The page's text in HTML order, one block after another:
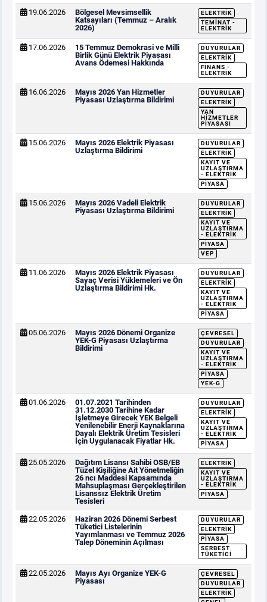
19.06.2026
Bölgesel Mevsimsellik
Katsayıları (Temmuz – Aralık
2026)
ELEKTRIK
TEMINAT -
ELEKTRIK
17.06.2026
15 Temmuz Demokrasi ve Milli
Birlik Günü Elektrik Piyasası
Avans Ödemesi Hakkında
DUYURULAR
ELEKTRIK
FINANS -
ELEKTRIK
16.06.2026
Mayıs 2026 Yan Hizmetler
Piyasası Uzlaştırma Bildirimi
DUYURULAR
ELEKTRIK
YAN
HIZMETLER
PIYASASI
15.06.2026
Mayıs 2026 Elektrik Piyasası
Uzlaştırma Bildirimi
DUYURULAR
ELEKTRIK
KAYIT VE
UZLAŞTIRMA
- ELEKTRIK
PIYASA
15.06.2026
Mayıs 2026 Vadeli Elektrik
Piyasası Uzlaştırma Bildirimi
DUYURULAR
ELEKTRIK
KAYIT VE
UZLAŞTIRMA
- ELEKTRIK
PIYASA
VEP
11.06.2026
Mayıs 2026 Elektrik Piyasası
Sayaç Verisi Yüklemeleri ve Ön
Uzlaştırma Bildirimi Hk.
DUYURULAR
ELEKTRIK
KAYIT VE
UZLAŞTIRMA
- ELEKTRIK
PIYASA
05.06.2026
Mayıs 2026 Dönemi Organize
YEK-G Piyasası Uzlaştırma
Bildirimi
ÇEVRESEL
DUYURULAR
KAYIT VE
UZLAŞTIRMA
- ELEKTRIK
PIYASA
YEK-G
01.06.2026
01.07.2021 Tarihinden
31.12.2030 Tarihine Kadar
İşletmeye Girecek YEK Belgeli
Yenilenebilir Enerji Kaynaklarına
Dayalı Elektrik Üretim Tesisleri
İçin Uygulanacak Fiyatlar Hk.
DUYURULAR
ELEKTRIK
KAYIT VE
UZLAŞTIRMA
- ELEKTRIK
PIYASA
25.05.2026
Dağıtım Lisansı Sahibi OSB/EB
Tüzel Kişiliğine Ait Yönetmeliğin
26 ncı Maddesi Kapsamında
Mahsuplaşması Gerçekleştirilen
Lisanssız Elektrik Üretim
Tesisleri
ELEKTRIK
KAYIT VE
UZLAŞTIRMA
- ELEKTRIK
PIYASA
22.05.2026
Haziran 2026 Dönemi Serbest
Tüketici Listelerinin
Yayımlanması ve Temmuz 2026
Talep Döneminin Açılması
DUYURULAR
ELEKTRIK
PIYASA
SERBEST
TÜKETICI
22.05.2026
Mayıs Ayı Organize YEK-G
Piyasası
ÇEVRESEL
DUYURULAR
ELEKTRIK